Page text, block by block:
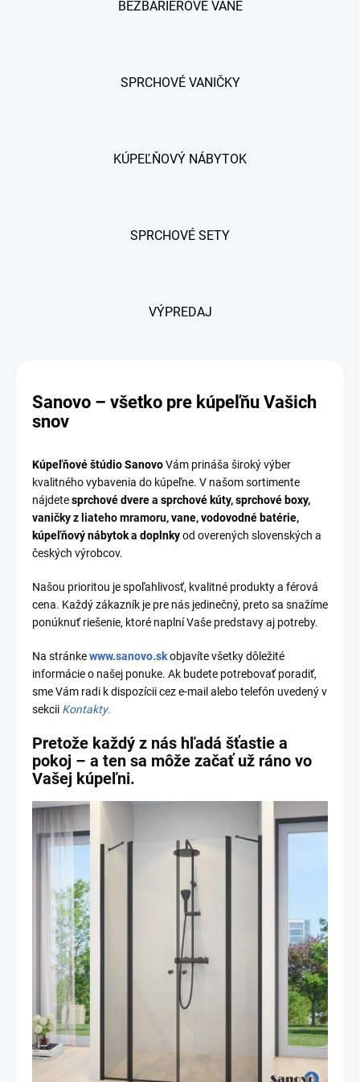
BEZBARIEROVE VANE
SPRCHOVÉ VANIČKY
KÚPEĽŇOVÝ NÁBYTOK
SPRCHOVÉ SETY
VÝPREDAJ
Sanovo – všetko pre kúpeľňu Vašich
snov
Kúpeľňové štúdio SanovoVám prináša široký výber
kvalitného vybavenia do kúpeľne. V našom sortimente
nájdetesprchové dverea sprchové kúty,sprchové boxy,
vaničky z liateho mramoru,vane,vodovodné batérie,
kúpeľňový nábytoka doplnkyod overených slovenských a
českých výrobcov.
Našou prioritou je spoľahlivosť, kvalitné produkty a férová
cena. Každý zákazník je pre nás jedinečný, preto sa snažíme
ponúknuť riešenie, ktoré naplní Vaše predstavy aj potreby.
Na stránkewww.sanovo.skobjavíte všetky dôležité
informácie o našej ponuke. Ak budete potrebovať poradiť,
sme Vám radi k dispozícii cez e-mail alebo telefón uvedený v
sekcii Kontakty.
Pretože každý z nás hľadá šťastie a
pokoj – a ten sa môže začať už ráno vo
Vašej kúpeľni.